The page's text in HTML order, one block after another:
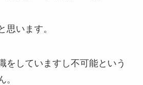
思います。
をしていますし不可能という
。